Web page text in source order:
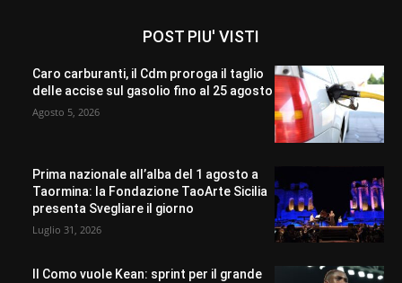
POST PIU' VISTI
Caro carburanti, il Cdm proroga il taglio
delle accise sul gasolio fino al 25 agosto
Agosto 5, 2026
Prima nazionale all’alba del 1 agosto a
Taormina: la Fondazione TaoArte Sicilia
presenta Svegliare il giorno
Luglio 31, 2026
Il Como vuole Kean: sprint per il grande